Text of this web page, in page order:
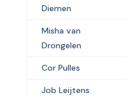
Diemen
Misha van
Drongelen
Cor Pulles
Job Leijtens